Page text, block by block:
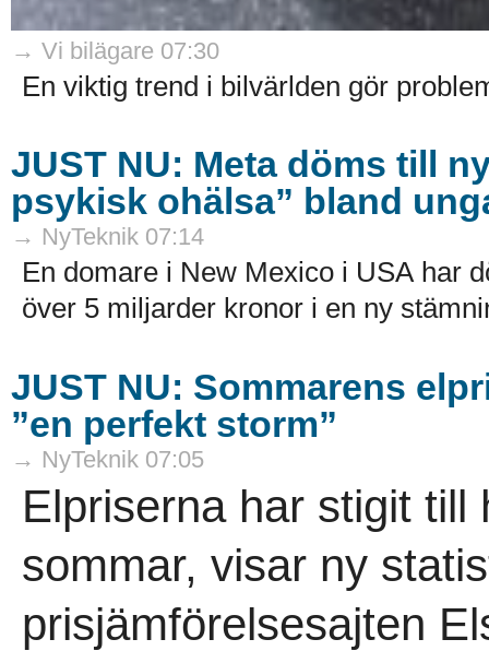
→ Vi bilägare 07:30
En viktig trend i bilvärlden gör
JUST NU: Meta döms till
psykisk ohälsa” bland
→ NyTeknik 07:14
En domare i New Mexico i USA har
över 5 miljarder kronor i en ny
JUST NU: Sommarens
”en perfekt storm”
→ NyTeknik 07:05
Elpriserna har stigit
sommar, visar ny
prisjämförelsesajten